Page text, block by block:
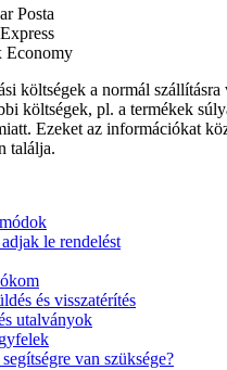
költségek a normál szállításra
költségek, pl. a termékek
Ezeket az információkat
találja.
le rendelést
és visszatérítés
utalványok
van szüksége?